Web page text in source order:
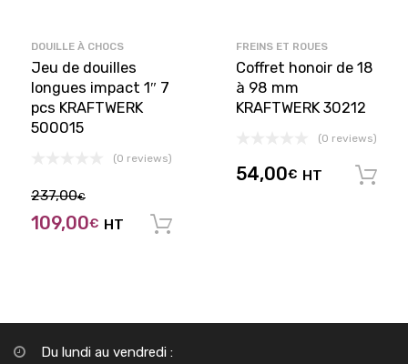
DOUILLE À CHOCS
Jeu de douilles
longues impact 1″ 7
pcs KRAFTWERK
500015
(0 reviews)
237,00€
109,00€ HT
FREINS ET ROUES
Coffret honoir de 18
à 98 mm
KRAFTWERK 30212
(0 reviews)
54,00€ HT
Du lundi au vendredi :